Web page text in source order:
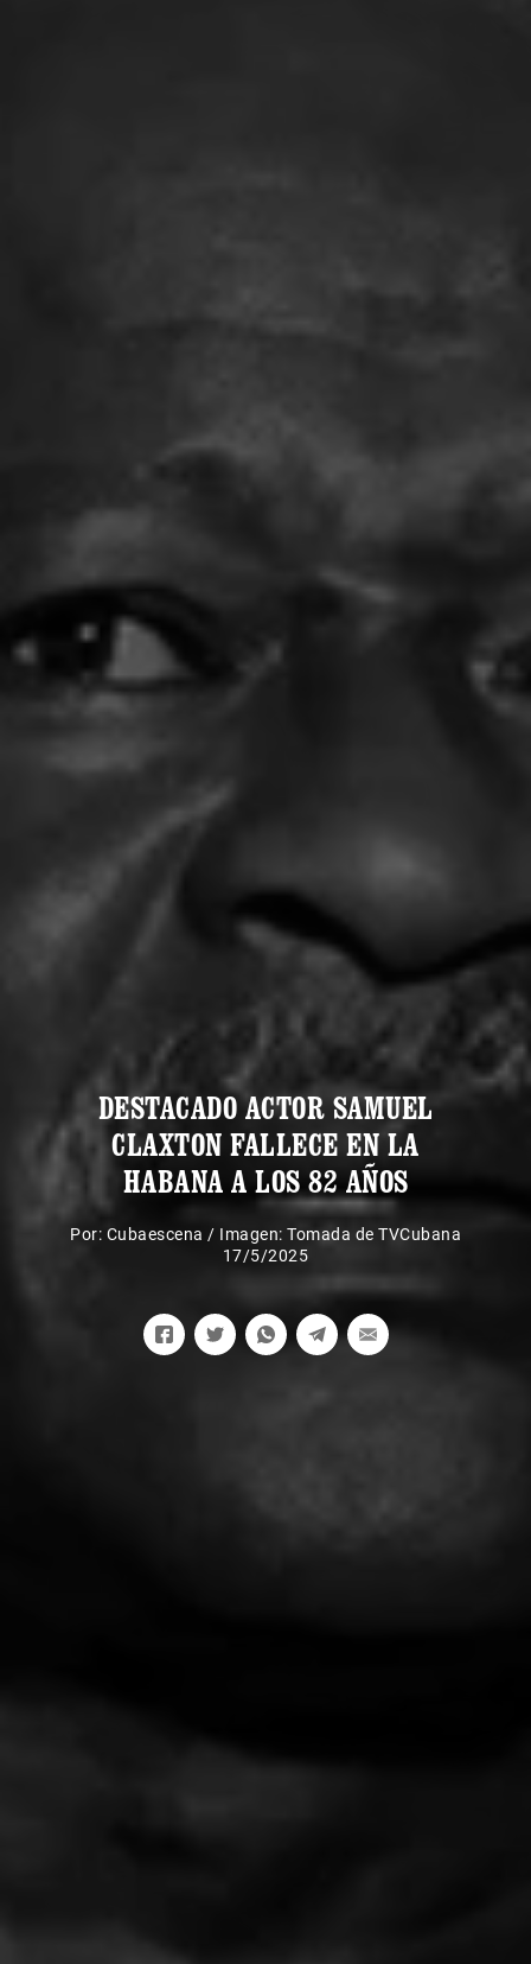
DESTACADO ACTOR SAMUEL
CLAXTON FALLECE EN LA
HABANA A LOS 82 AÑOS
Por: Cubaescena / Imagen: Tomada de TVCubana
17/5/2025